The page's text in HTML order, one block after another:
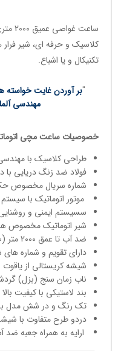
ساعت غواصی عمیق
کلاسیک و حرفه ای، شیر
تکنیکال و یا اشباع.
"بر آوردن غایت خواسته
مهندسی
خصوصیات ساعت مچی
طراحی کلاسیک با
فولاد ضد زنگ دریایی
شماره سریال مخصوص
موتور اتوماتیک با
سسیستم ایمنی و
شیر اتوماتیک مخصوص
ضد آب تا عمق 2000 متر (200 بار).
دارای تقویم و شماره
شیشه کریستالی از یاقوت با
ناب زمان سنج (بزل)
بند لاستیکی با کیفیت
تک رنگ و در شش مدل با
دردو طرح متفاوت با
ارایه به همراه جعبه